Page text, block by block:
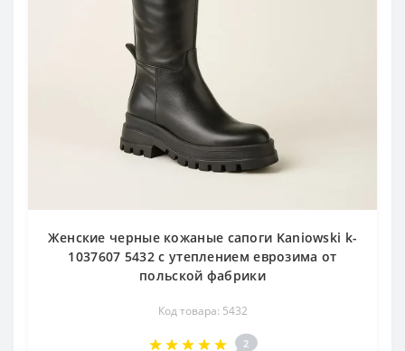
Женские черные кожаные сапоги Kaniowski k-
1037607 5432 с утеплением еврозима от
польской фабрики
Код товара: 5432
2